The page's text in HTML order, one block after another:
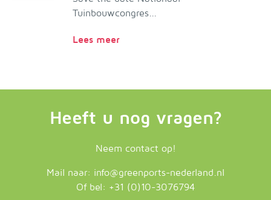
Tuinbouwcongres...
Lees meer
Heeft u nog vragen?
Neem contact op!
Mail naar: info@greenports-nederland.nl
Of bel: +31 (0)10-3076794